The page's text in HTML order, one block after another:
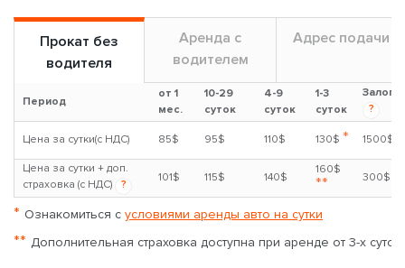
Прокат без
водителя
Аренда с
водителем
Адрес подачи
Период
от 1
мес.
10-29
суток
4-9
суток
1-3
суток
Залог
?
Цена за сутки(с НДС) 85$ 95$ 110$ 130$ * 1500$
Цена за сутки + доп.
страховка (с НДС)
?
101$ 115$ 140$
160$
** 300$
* Ознакомиться с условиями аренды авто на сутки
** Дополнительная страховка доступна при аренде от 3-х суток